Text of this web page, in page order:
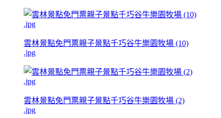
雲林景點免門票親子景點千巧谷牛樂園牧場 (10)
.jpg
雲林景點免門票親子景點千巧谷牛樂園牧場 (2)
.jpg